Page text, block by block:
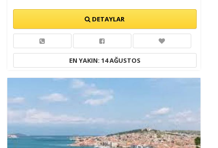
DETAYLAR
EN YAKIN: 14 AĞUSTOS